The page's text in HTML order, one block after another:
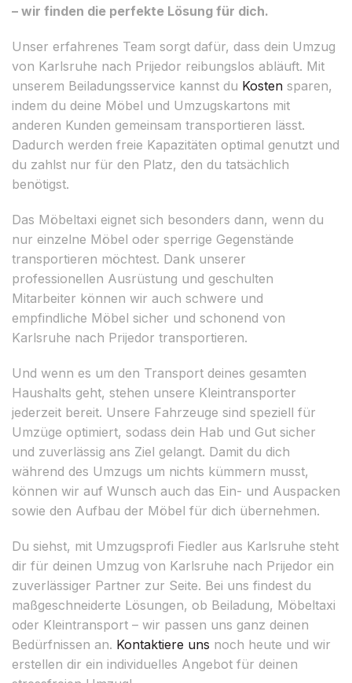
– wir finden die perfekte Lösung für dich.
Unser erfahrenes Team sorgt dafür, dass dein Umzug
von Karlsruhe nach Prijedor reibungslos abläuft. Mit
unserem Beiladungsservice kannst du Kosten sparen,
indem du deine Möbel und Umzugskartons mit
anderen Kunden gemeinsam transportieren lässt.
Dadurch werden freie Kapazitäten optimal genutzt und
du zahlst nur für den Platz, den du tatsächlich
benötigst.
Das Möbeltaxi eignet sich besonders dann, wenn du
nur einzelne Möbel oder sperrige Gegenstände
transportieren möchtest. Dank unserer
professionellen Ausrüstung und geschulten
Mitarbeiter können wir auch schwere und
empfindliche Möbel sicher und schonend von
Karlsruhe nach Prijedor transportieren.
Und wenn es um den Transport deines gesamten
Haushalts geht, stehen unsere Kleintransporter
jederzeit bereit. Unsere Fahrzeuge sind speziell für
Umzüge optimiert, sodass dein Hab und Gut sicher
und zuverlässig ans Ziel gelangt. Damit du dich
während des Umzugs um nichts kümmern musst,
können wir auf Wunsch auch das Ein- und Auspacken
sowie den Aufbau der Möbel für dich übernehmen.
Du siehst, mit Umzugsprofi Fiedler aus Karlsruhe steht
dir für deinen Umzug von Karlsruhe nach Prijedor ein
zuverlässiger Partner zur Seite. Bei uns findest du
maßgeschneiderte Lösungen, ob Beiladung, Möbeltaxi
oder Kleintransport – wir passen uns ganz deinen
Bedürfnissen an. Kontaktiere uns noch heute und wir
erstellen dir ein individuelles Angebot für deinen